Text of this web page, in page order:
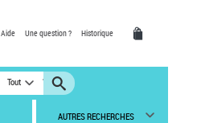
Aide Une question ? Historique
Tout
AUTRES RECHERCHES